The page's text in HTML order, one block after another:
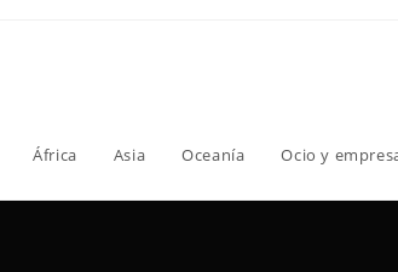
África Asia Oceanía Ocio y